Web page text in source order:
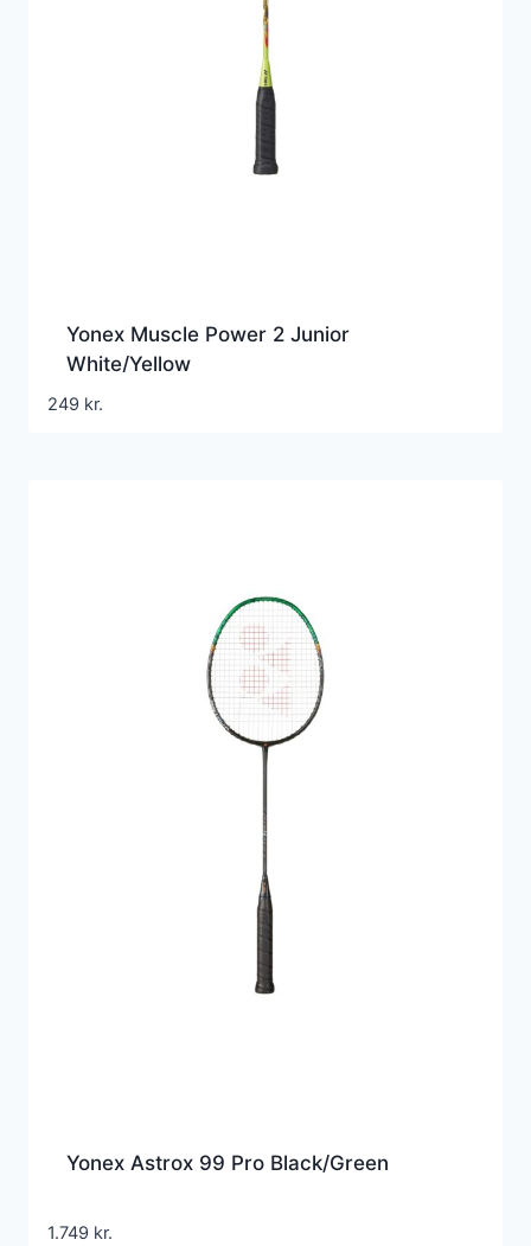
Yonex Muscle Power 2 Junior
White/Yellow
249 kr.
Yonex Astrox 99 Pro Black/Green
1.749 kr.